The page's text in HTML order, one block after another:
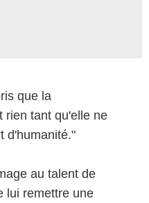
que la
rien tant qu'elle ne
d'humanité."
au talent de
lui remettre une